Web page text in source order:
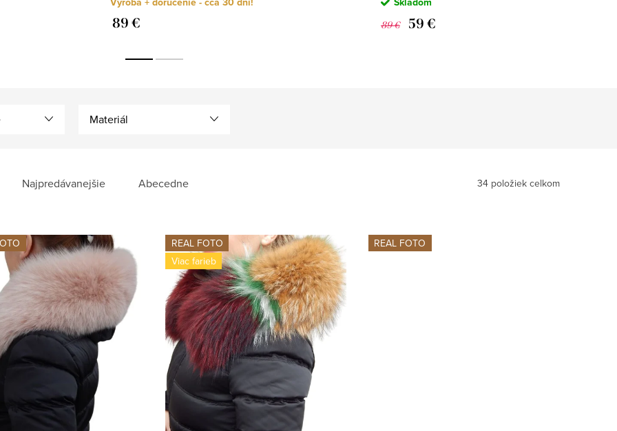
89 € 89 € 59 €
Materiál
Najpredávanejšie Abecedne 34 položiek celkom
REAL FOTO
Viac farieb
REAL FOTO